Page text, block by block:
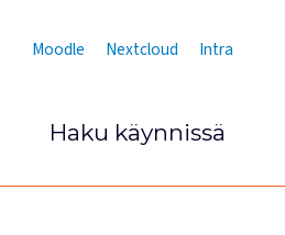
Moodle Nextcloud Intra
Haku käynnissä